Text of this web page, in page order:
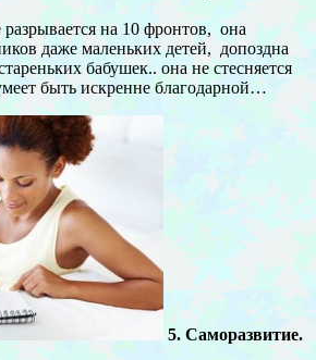
на 10 фронтов, она
даже маленьких детей, допоздна
бабушек.. она не стесняется
быть искренне благодарной…
5. Саморазвитие.